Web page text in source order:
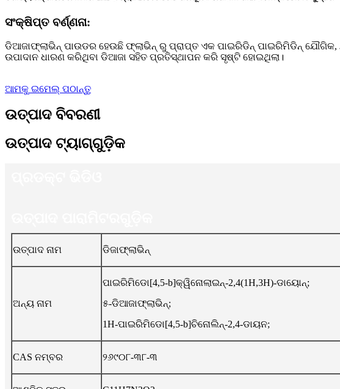
ସଂକ୍ଷିପ୍ତ ବର୍ଣ୍ଣନା:
ଡିଆଜାଫ୍ଲାଭିନ୍ ପାଉଡର ହେଉଛି ଫ୍ଲାଭିନ୍ ରୁ ପ୍ରାପ୍ତ ଏକ ପାଇରିଡିନ୍ ପାଇରିମିଡିନ୍ ଯୌଗିକ,
ଉପାଦାନ ଧାରଣ କରିଥିବା ଡିଆଜା ସହିତ ପ୍ରତିସ୍ଥାପନ କରି ସୃଷ୍ଟି ହୋଇଥିଲା।
ଆମକୁ ଇମେଲ୍ ପଠାନ୍ତୁ
ଉତ୍ପାଦ ବିବରଣୀ
ଉତ୍ପାଦ ଟ୍ୟାଗ୍‌ଗୁଡ଼ିକ
ଉତ୍ପାଦ ନାମ ଡିଜାଫ୍ଲାଭିନ୍
ଅନ୍ୟ ନାମ
ପାଇରିମିଡୋ[4,5-b]କ୍ୱିନୋଲାଇନ୍-2,4(1H,3H)-ଡାୟୋନ୍;
୫-ଡିଆଜାଫ୍ଲାଭିନ୍;
1H-ପାଇରିମିଡୋ[4,5-b]ଚିନୋଲିନ୍-2,4-ଡାୟନ;
CAS ନମ୍ବର ୨୬୯୦୮-୩୮-୩